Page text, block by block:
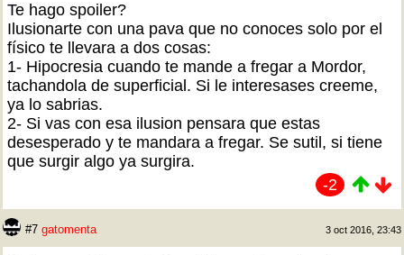
Te hago spoiler?
Ilusionarte con una pava que no conoces solo por el
físico te llevara a dos cosas:
1- Hipocresia cuando te mande a fregar a Mordor,
tachandola de superficial. Si le interesases creeme,
ya lo sabrias.
2- Si vas con esa ilusion pensara que estas
desesperado y te mandara a fregar. Se sutil, si tiene
que surgir algo ya surgira.
-2
#7 gatomenta 3 oct 2016, 23:43